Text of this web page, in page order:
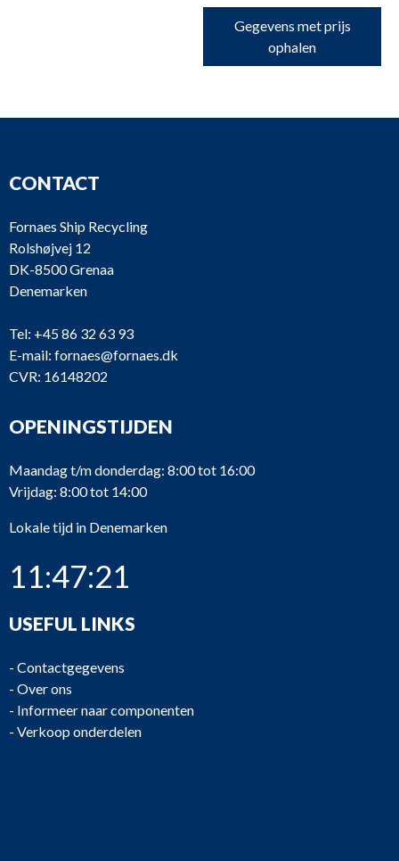
Gegevens met prijs
ophalen
CONTACT
Fornaes Ship Recycling
Rolshøjvej 12
DK-8500 Grenaa
Denemarken
Tel: +45 86 32 63 93
E-mail: fornaes@fornaes.dk
CVR: 16148202
OPENINGSTIJDEN
Maandag t/m donderdag: 8:00 tot 16:00
Vrijdag: 8:00 tot 14:00
Lokale tijd in Denemarken
11:47:21
USEFUL LINKS
- Contactgegevens
- Over ons
- Informeer naar componenten
- Verkoop onderdelen